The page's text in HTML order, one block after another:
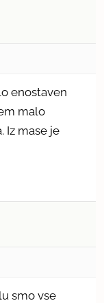
enostaven
malo
Iz mase je
smo vse